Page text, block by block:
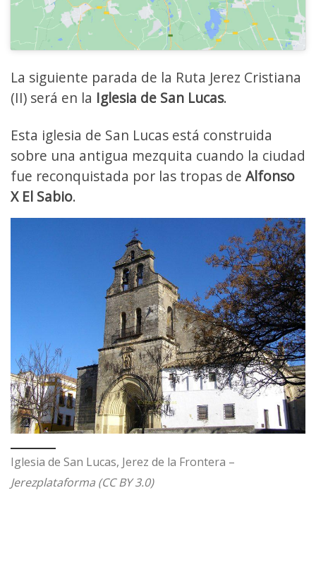
La siguiente parada de la Ruta Jerez Cristiana
(II) será en la Iglesia de San Lucas.
Esta iglesia de San Lucas está construida
sobre una antigua mezquita cuando la ciudad
fue reconquistada por las tropas de Alfonso
X El Sabio.
Iglesia de San Lucas, Jerez de la Frontera –
Jerezplataforma (CC BY 3.0)